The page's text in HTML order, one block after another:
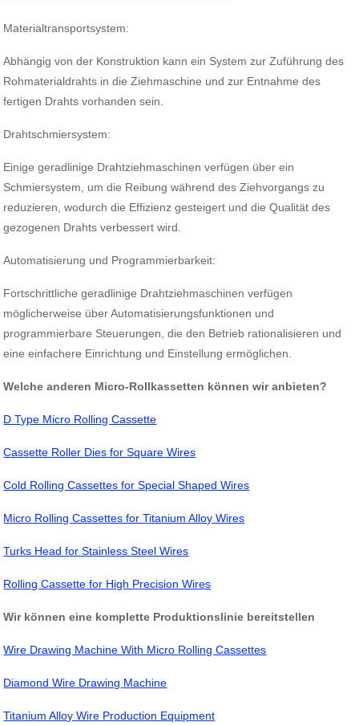
Materialtransportsystem:
Abhängig von der Konstruktion kann ein System zur Zuführung des
Rohmaterialdrahts in die Ziehmaschine und zur Entnahme des
fertigen Drahts vorhanden sein.
Drahtschmiersystem:
Einige geradlinige Drahtziehmaschinen verfügen über ein
Schmiersystem, um die Reibung während des Ziehvorgangs zu
reduzieren, wodurch die Effizienz gesteigert und die Qualität des
gezogenen Drahts verbessert wird.
Automatisierung und Programmierbarkeit:
Fortschrittliche geradlinige Drahtziehmaschinen verfügen
möglicherweise über Automatisierungsfunktionen und
programmierbare Steuerungen, die den Betrieb rationalisieren und
eine einfachere Einrichtung und Einstellung ermöglichen.
Welche anderen Micro-Rollkassetten können wir anbieten?
D Type Micro Rolling Cassette
Cassette Roller Dies for Square Wires
Cold Rolling Cassettes for Special Shaped Wires
Micro Rolling Cassettes for Titanium Alloy Wires
Turks Head for Stainless Steel Wires
Rolling Cassette for High Precision Wires
Wir können eine komplette Produktionslinie bereitstellen
Wire Drawing Machine With Micro Rolling Cassettes
Diamond Wire Drawing Machine
Titanium Alloy Wire Production Equipment